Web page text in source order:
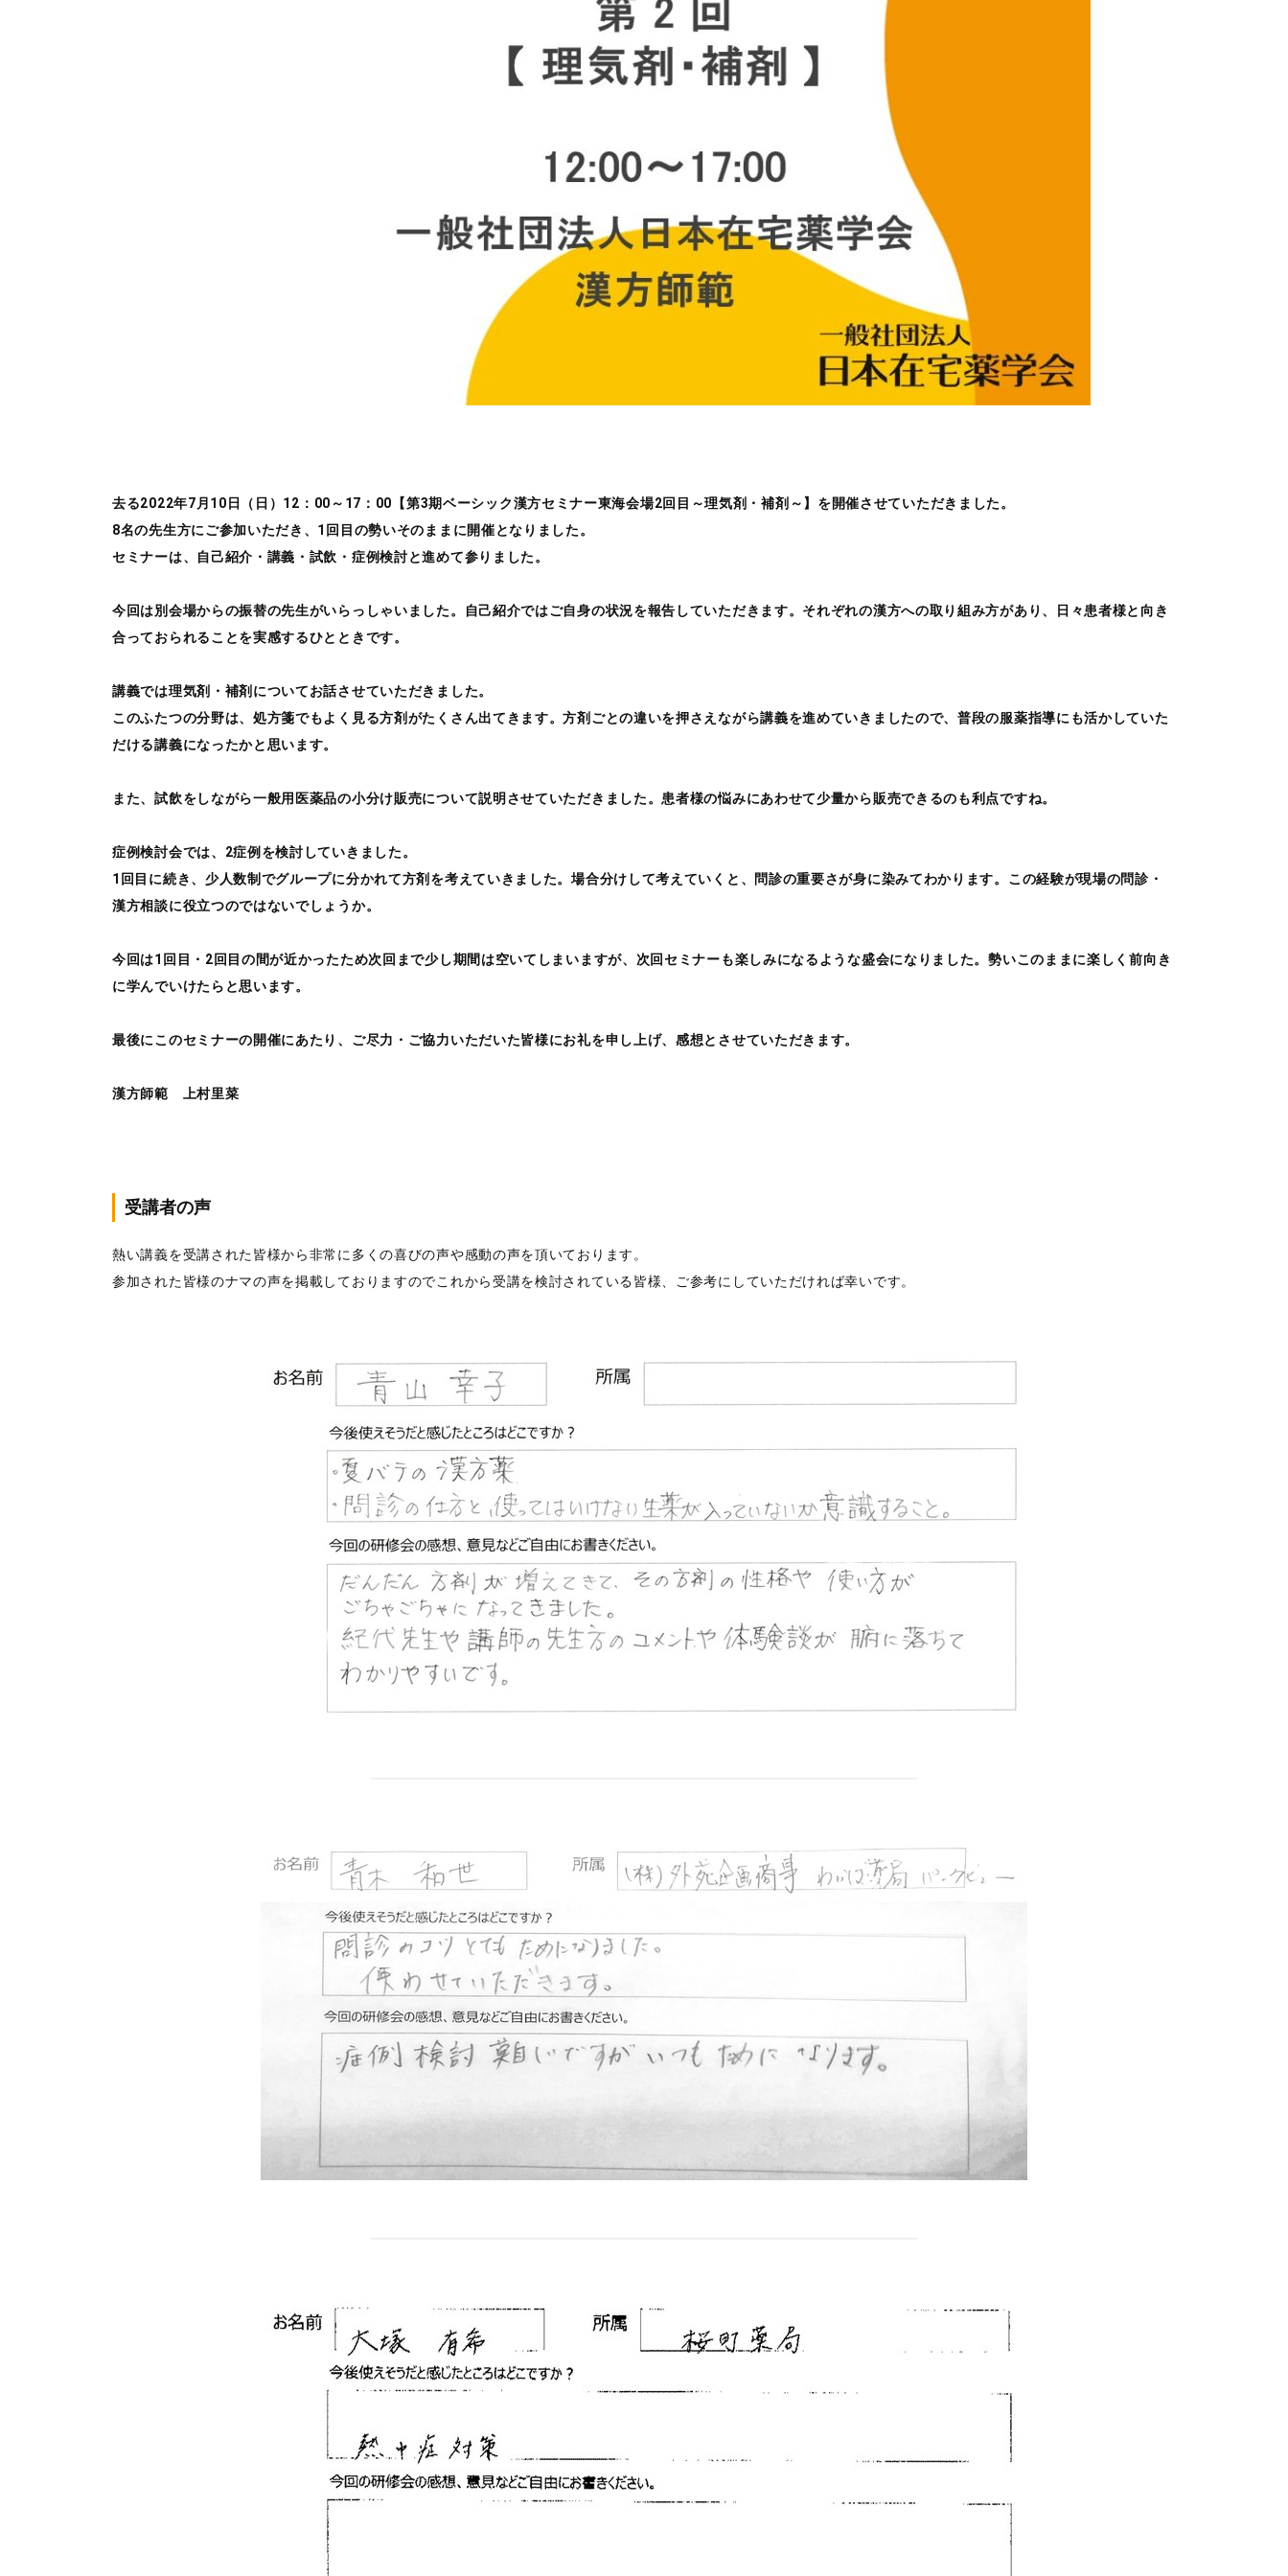
去る2022年7月10日（日）12：00～17：00【第3期ベーシック漢方セミナー東海会場2回目～理気剤・補剤～】を開催させていただきました。
8名の先生方にご参加いただき、1回目の勢いそのままに開催となりました。
セミナーは、自己紹介・講義・試飲・症例検討と進めて参りました。
今回は別会場からの振替の先生がいらっしゃいました。自己紹介ではご自身の状況を報告していただきます。それぞれの漢方への取り組み方があり、日々患者様と向き
合っておられることを実感するひとときです。
講義では理気剤・補剤についてお話させていただきました。
このふたつの分野は、処方箋でもよく見る方剤がたくさん出てきます。方剤ごとの違いを押さえながら講義を進めていきましたので、普段の服薬指導にも活かしていた
だける講義になったかと思います。
また、試飲をしながら一般用医薬品の小分け販売について説明させていただきました。患者様の悩みにあわせて少量から販売できるのも利点ですね。
症例検討会では、2症例を検討していきました。
1回目に続き、少人数制でグループに分かれて方剤を考えていきました。場合分けして考えていくと、問診の重要さが身に染みてわかります。この経験が現場の問診・
漢方相談に役立つのではないでしょうか。
今回は1回目・2回目の間が近かったため次回まで少し期間は空いてしまいますが、次回セミナーも楽しみになるような盛会になりました。勢いこのままに楽しく前向き
に学んでいけたらと思います。
最後にこのセミナーの開催にあたり、ご尽力・ご協力いただいた皆様にお礼を申し上げ、感想とさせていただきます。
漢方師範 上村里菜
受講者の声
熱い講義を受講された皆様から非常に多くの喜びの声や感動の声を頂いております。
参加された皆様のナマの声を掲載しておりますのでこれから受講を検討されている皆様、ご参考にしていただければ幸いです。